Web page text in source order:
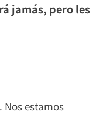
jamás, pero les
estamos